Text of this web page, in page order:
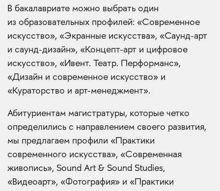
В бакалавриате можно выбрать один
из образовательных профилей: «Современное
искусство», «Экранные искусства», «Саунд-арт
и саунд-дизайн», «Концепт-арт и цифровое
искусство», «Ивент. Театр. Перформанс»,
«Дизайн и современное искусство» и
«Кураторство и арт-менеджмент».
Абитуриентам магистратуры, которые четко
определились с направлением своего развития,
мы предлагаем профили «Практики
современного искусства», «Современная
живопись», Sound Art & Sound Studies,
«Видеоарт», «Фотография» и «Практики